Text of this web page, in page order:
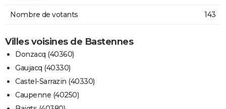
Nombre de votants 143
Villes voisines de Bastennes
Donzacq (40360)
Gaujacq (40330)
Castel-Sarrazin (40330)
Caupenne (40250)